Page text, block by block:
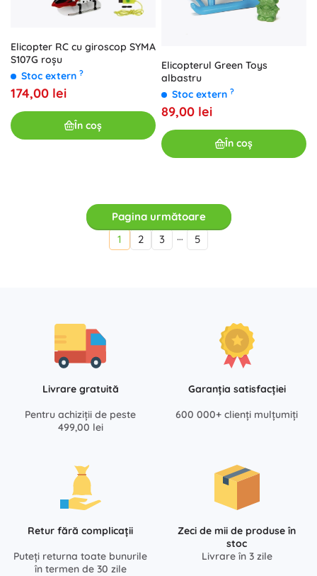
Elicopter RC cu giroscop SYMA
S107G roșu
Stoc extern ?
174,00 lei
În coș
Elicopterul Green Toys
albastru
Stoc extern ?
89,00 lei
În coș
Pagina următoare
1
2 3 … 5
Livrare gratuită
Pentru achiziții de peste
499,00 lei
Garanția satisfacției
600 000+ clienți mulțumiți
Retur fără complicații
Puteți returna toate bunurile
în termen de 30 zile
Zeci de mii de produse în
stoc
Livrare în 3 zile